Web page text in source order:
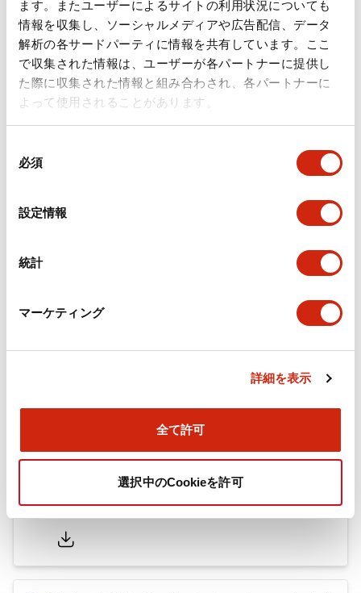
ます。またユーザーによるサイトの利用状況についても
情報を収集し、ソーシャルメディアや広告配信、データ
解析の各サードパーティに情報を共有しています。ここ
で収集された情報は、ユーザーが各パートナーに提供し
た際に収集された情報と組み合わされ、各パートナーに
よって使用されることがあります。
必須
設定情報
統計
マーケティング
詳細を表示
全て許可
選択中のCookieを許可
環境仕様
機能仕様
機械的仕様
旧カタログ_TWシリーズ コントロールユニット（201